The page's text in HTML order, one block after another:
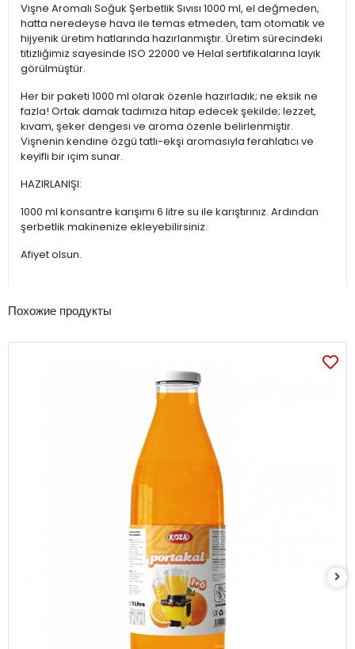
Vişne Aromalı Soğuk Şerbetlik Sıvısı 1000 ml, el değmeden,
hatta neredeyse hava ile temas etmeden, tam otomatik ve
hijyenik üretim hatlarında hazırlanmıştır. Üretim sürecindeki
titizliğimiz sayesinde ISO 22000 ve Helal sertifikalarına layık
görülmüştür.
Her bir paketi 1000 ml olarak özenle hazırladık; ne eksik ne
fazla! Ortak damak tadımıza hitap edecek şekilde; lezzet,
kıvam, şeker dengesi ve aroma özenle belirlenmiştir.
Vişnenin kendine özgü tatlı-ekşi aromasıyla ferahlatıcı ve
keyifli bir içim sunar.
HAZIRLANIŞI:
1000 ml konsantre karışımı 6 litre su ile karıştırınız. Ardından
şerbetlik makinenize ekleyebilirsiniz.
Afiyet olsun.
Похожие продукты